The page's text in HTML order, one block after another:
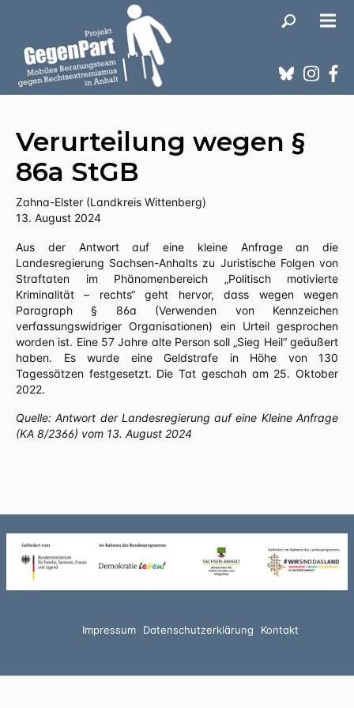
Verurteilung wegen §
86a StGB
Zahna-Elster (Landkreis Wittenberg)
13. August 2024
Aus der Antwort auf eine kleine Anfrage an die
Landesregierung Sachsen-Anhalts zu Juristische Folgen von
Straftaten im Phänomenbereich „Politisch motivierte
Kriminalität – rechts“ geht hervor, dass wegen wegen
Paragraph § 86a (Verwenden von Kennzeichen
verfassungswidriger Organisationen) ein Urteil gesprochen
worden ist. Eine 57 Jahre alte Person soll „Sieg Heil“ geäußert
haben. Es wurde eine Geldstrafe in Höhe von 130
Tagessätzen festgesetzt. Die Tat geschah am 25. Oktober
2022.
Quelle: Antwort der Landesregierung auf eine Kleine Anfrage
(KA 8/2366) vom 13. August 2024
Impressum Datenschutzerklärung Kontakt